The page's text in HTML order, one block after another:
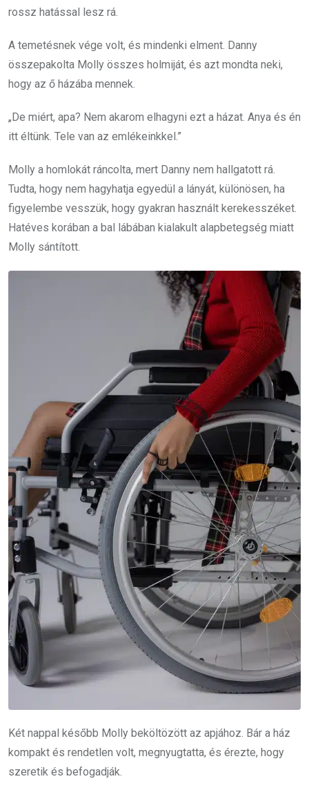
rossz hatással lesz rá.
A temetésnek vége volt, és mindenki elment. Danny
összepakolta Molly összes holmiját, és azt mondta neki,
hogy az ő házába mennek.
„De miért, apa? Nem akarom elhagyni ezt a házat. Anya és én
itt éltünk. Tele van az emlékeinkkel.”
Molly a homlokát ráncolta, mert Danny nem hallgatott rá.
Tudta, hogy nem hagyhatja egyedül a lányát, különösen, ha
figyelembe vesszük, hogy gyakran használt kerekesszéket.
Hatéves korában a bal lábában kialakult alapbetegség miatt
Molly sántított.
Két nappal később Molly beköltözött az apjához. Bár a ház
kompakt és rendetlen volt, megnyugtatta, és érezte, hogy
szeretik és befogadják.